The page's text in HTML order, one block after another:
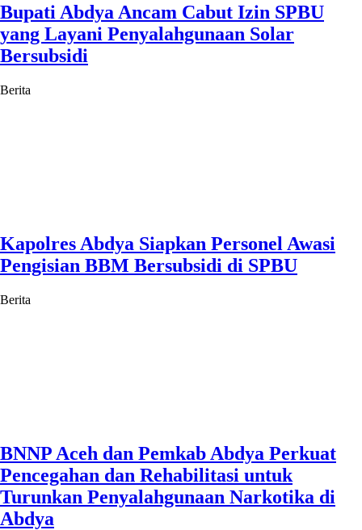
Bupati Abdya Ancam Cabut Izin SPBU
yang Layani Penyalahgunaan Solar
Bersubsidi
Berita
Kapolres Abdya Siapkan Personel Awasi
Pengisian BBM Bersubsidi di SPBU
Berita
BNNP Aceh dan Pemkab Abdya Perkuat
Pencegahan dan Rehabilitasi untuk
Turunkan Penyalahgunaan Narkotika di
Abdya